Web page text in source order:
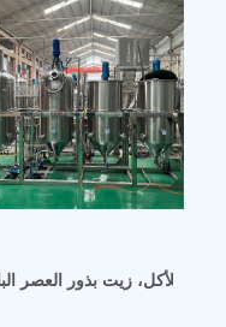
للأكل، زيت بذور العصر